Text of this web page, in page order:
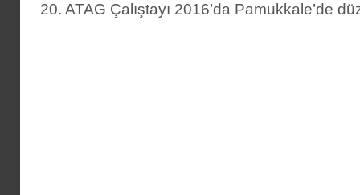
20. ATAG Çalıştayı 2016’da Pamukkale’de